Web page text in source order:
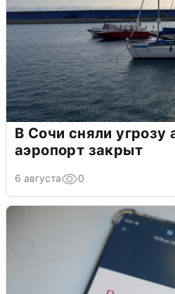
В Сочи сняли угрозу
аэропорт закрыт
6 августа 0